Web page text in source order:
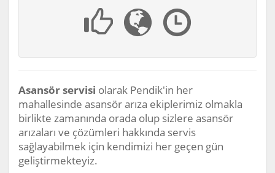
Asansör servisi olarak Pendik'in her
mahallesinde asansör arıza ekiplerimiz olmakla
birlikte zamanında orada olup sizlere asansör
arızaları ve çözümleri hakkında servis
sağlayabilmek için kendimizi her geçen gün
geliştirmekteyiz.